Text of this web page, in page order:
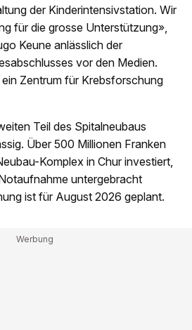
der Kinderintensivstation. Wir
für die grosse Unterstützung»,
Keune anlässlich der
vor den Medien.
Zentrum für Krebsforschung
Teil des Spitalneubaus
Über 500 Millionen Franken
Komplex in Chur investiert,
untergebracht
ist für August 2026 geplant.